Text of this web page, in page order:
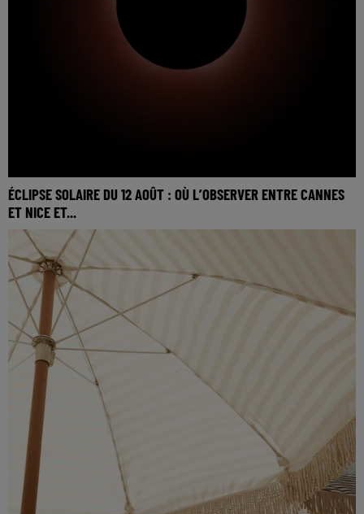
ÉCLIPSE SOLAIRE DU 12 AOÛT : OÙ L’OBSERVER ENTRE CANNES
ET NICE ET...